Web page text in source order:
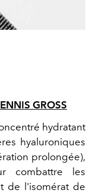
GROSS
hydratant
hyaluroniques
prolongée),
combattre les
de l'isomérat de